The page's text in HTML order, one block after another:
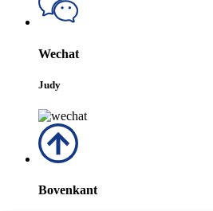
Wechat
Judy
Bovenkant